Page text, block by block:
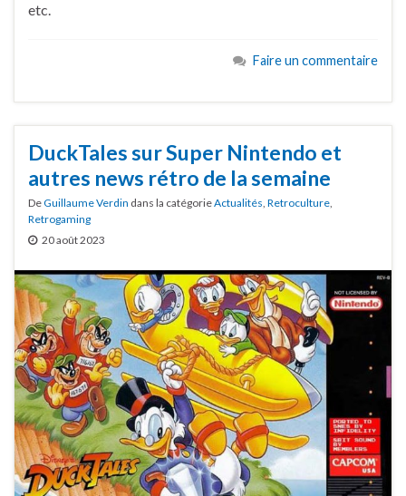
etc.
Faire un commentaire
DuckTales sur Super Nintendo et
autres news rétro de la semaine
DeGuillaume Verdin dans la catégorieActualités Retroculture
Retrogaming
20 août 2023